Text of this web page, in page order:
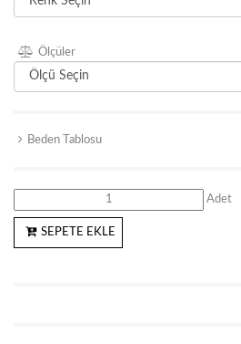
Ölçüler
Beden Tablosu
Adet
SEPETE EKLE